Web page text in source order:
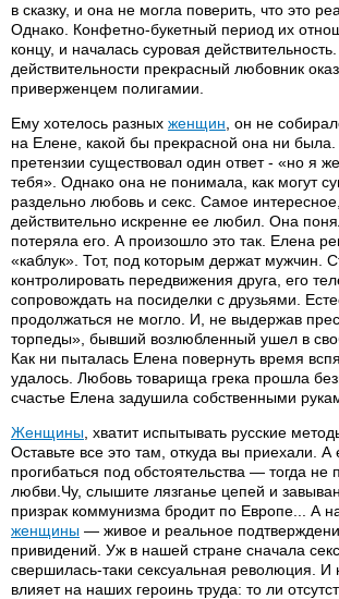
в сказку, и она не могла поверить, что это
Однако. Конфетно-букетный период их
концу, и началась суровая
действительности прекрасный любовник
приверженцем полигамии.
Ему хотелось разных женщин , он не
на Елене, какой бы прекрасной она ни
претензии существовал один ответ - «но я
тебя». Однако она не понимала, как могут
раздельно любовь и секс. Самое
действительно искренне ее любил. Она
потеряла его. А произошло это так. Елена
«каблук». Тот, под которым держат мужчин.
контролировать передвижения друга, его
сопровождать на посиделки с друзьями.
продолжаться не могло. И, не выдержав
торпеды», бывший возлюбленный ушел в
Как ни пыталась Елена повернуть время
удалось. Любовь товарища грека прошла
счастье Елена задушила собственными
Женщины , хватит испытывать русские
Оставьте все это там, откуда вы приехали. А
прогибаться под обстоятельства — тогда не
любви.Чу, слышите лязганье цепей и
призрак коммунизма бродит по Европе... А
женщины — живое и реальное
привидений. Уж в нашей стране сначала
свершилась-таки сексуальная революция. И
влияет на наших героинь труда: то ли